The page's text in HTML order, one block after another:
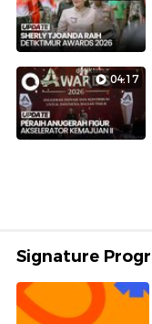
04:17
Signature